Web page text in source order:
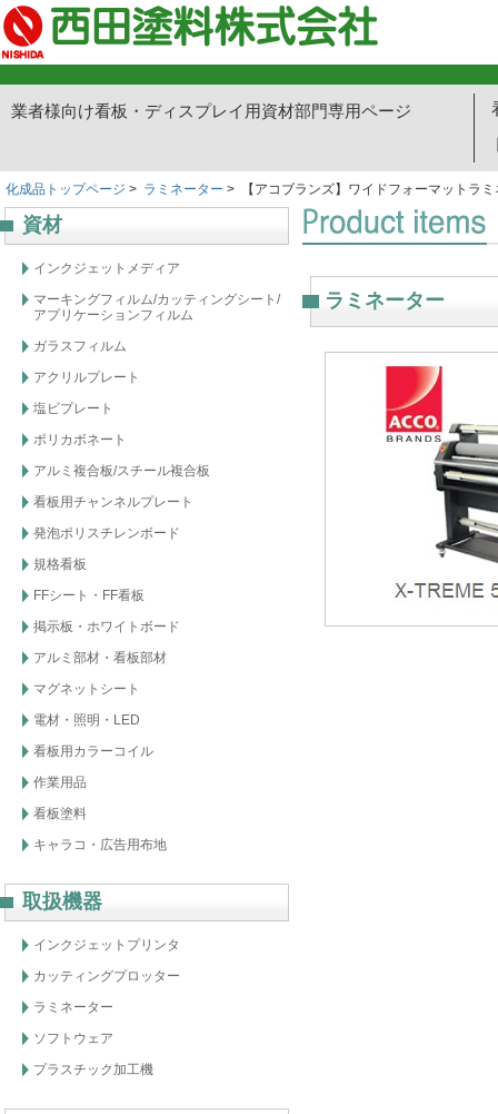
業者様向け看板・ディスプレイ用資材部門専用ページ
化成品トップページ > ラミネーター > 【アコブランズ】ワイドフォーマットラ
ラミネーター
資材
インクジェットメディア
マーキングフィルム/カッティングシート/
アプリケーションフィルム
ガラスフィルム
アクリルプレート
塩ビプレート
ポリカボネート
アルミ複合板/スチール複合板
看板用チャンネルプレート
発泡ポリスチレンボード
規格看板
FFシート・FF看板
掲示板・ホワイトボード
アルミ部材・看板部材
マグネットシート
電材・照明・LED
看板用カラーコイル
作業用品
看板塗料
キャラコ・広告用布地
取扱機器
インクジェットプリンタ
カッティングプロッター
ラミネーター
ソフトウェア
プラスチック加工機